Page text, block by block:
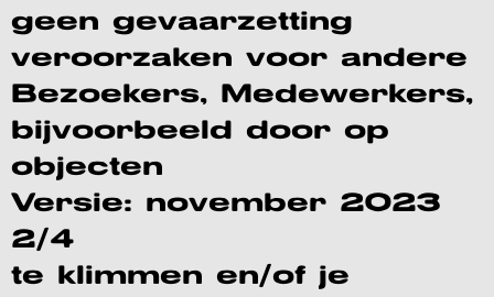
geen gevaarzetting
veroorzaken voor andere
Bezoekers, Medewerkers,
bijvoorbeeld door op
objecten
Versie: november 2023
2/4
te klimmen en/of je